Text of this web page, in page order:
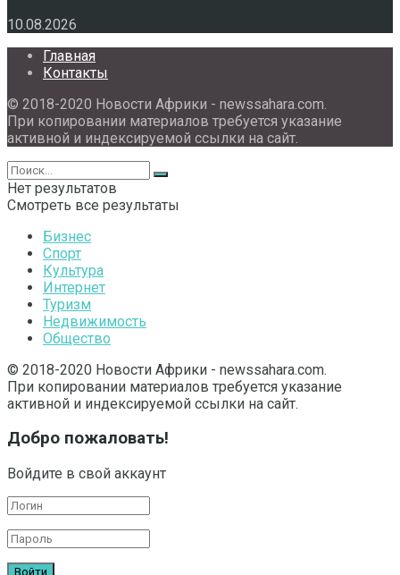
10.08.2026
Главная
Контакты
© 2018-2020 Новости Африки - newssahara.com.
При копировании материалов требуется указание
активной и индексируемой ссылки на сайт.
Нет результатов
Смотреть все результаты
Бизнес
Спорт
Культура
Интернет
Туризм
Недвижимость
Общество
© 2018-2020 Новости Африки - newssahara.com.
При копировании материалов требуется указание
активной и индексируемой ссылки на сайт.
Добро пожаловать!
Войдите в свой аккаунт